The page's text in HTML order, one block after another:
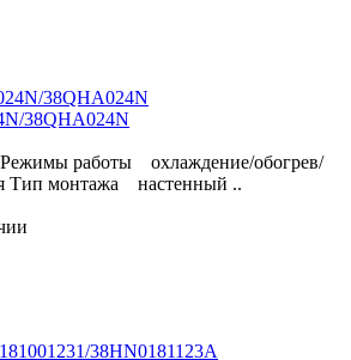
38QHA024N
работы охлаждение/обогрев/
Тип монтажа настенный ..